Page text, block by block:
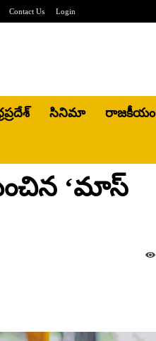
Contact Us Login
సినిమా రాజకీయం
‘మాస్